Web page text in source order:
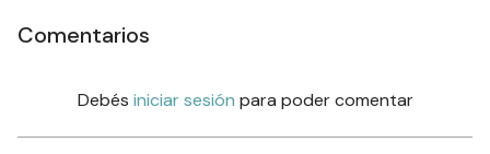
Comentarios
Debés iniciar sesión para poder comentar